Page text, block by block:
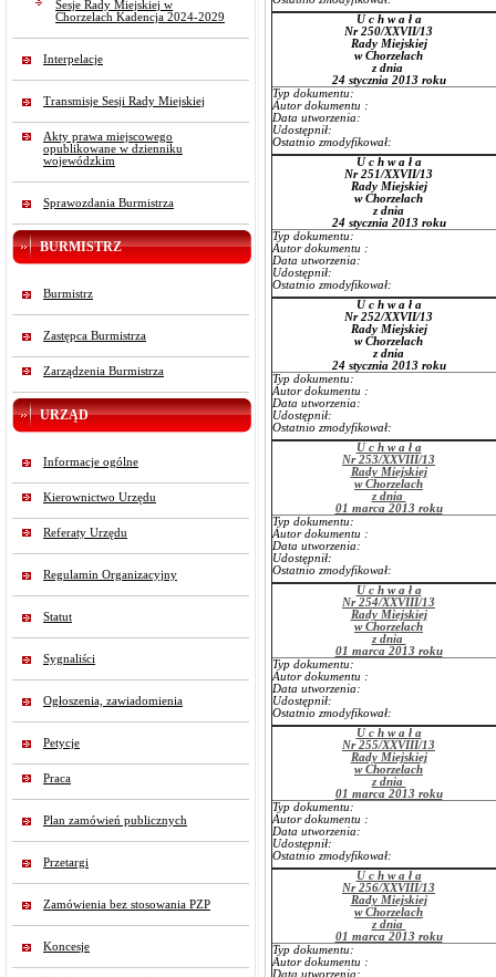
Sesje Rady Miejskiej w
Chorzelach Kadencja 2024-2029
Interpelacje
Transmisje Sesji Rady Miejskiej
Akty prawa miejscowego
opublikowane w dzienniku
wojewódzkim
Sprawozdania Burmistrza
BURMISTRZ
Burmistrz
Zastępca Burmistrza
Zarządzenia Burmistrza
URZĄD
Informacje ogólne
Kierownictwo Urzędu
Referaty Urzędu
Regulamin Organizacyjny
Statut
Sygnaliści
Ogłoszenia, zawiadomienia
Petycje
Praca
Plan zamówień publicznych
Przetargi
Zamówienia bez stosowania PZP
Koncesje
U c h w a ł a
Nr 250/XXVII/13
Rady Miejskiej
w Chorzelach
z dnia
24 stycznia 2013 roku
Typ dokumentu:
Autor dokumentu :
Data utworzenia:
Udostępnił:
Ostatnio zmodyfikował:
U c h w a ł a
Nr 251/XXVII/13
Rady Miejskiej
w Chorzelach
z dnia
24 stycznia 2013 roku
Typ dokumentu:
Autor dokumentu :
Data utworzenia:
Udostępnił:
Ostatnio zmodyfikował:
U c h w a ł a
Nr 252/XXVII/13
Rady Miejskiej
w Chorzelach
z dnia
24 stycznia 2013 roku
Typ dokumentu:
Autor dokumentu :
Data utworzenia:
Udostępnił:
Ostatnio zmodyfikował:
U c h w a ł a
Nr 253/XXVIII/13
Rady Miejskiej
w Chorzelach
z dnia
01 marca 2013 roku
Typ dokumentu:
Autor dokumentu :
Data utworzenia:
Udostępnił:
Ostatnio zmodyfikował:
U c h w a ł a
Nr 254/XXVIII/13
Rady Miejskiej
w Chorzelach
z dnia
01 marca 2013 roku
Typ dokumentu:
Autor dokumentu :
Data utworzenia:
Udostępnił:
Ostatnio zmodyfikował:
U c h w a ł a
Nr 255/XXVIII/13
Rady Miejskiej
w Chorzelach
z dnia
01 marca 2013 roku
Typ dokumentu:
Autor dokumentu :
Data utworzenia:
Udostępnił:
Ostatnio zmodyfikował:
U c h w a ł a
Nr 256/XXVIII/13
Rady Miejskiej
w Chorzelach
z dnia
01 marca 2013 roku
Typ dokumentu:
Autor dokumentu :
Data utworzenia: